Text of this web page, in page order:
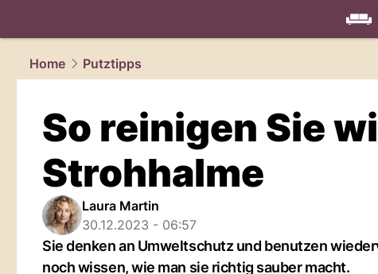
living.NAU.ch
Home
Putztipps
So reinigen Sie
Strohhalme
Laura Martin
30.12.2023 - 06:57
Sie denken an Umweltschutz und benutzen
noch wissen, wie man sie richtig sauber macht.